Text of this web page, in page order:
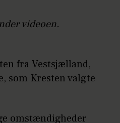
videoen.
fra Vestsjælland,
som Kresten valgte
omstændigheder